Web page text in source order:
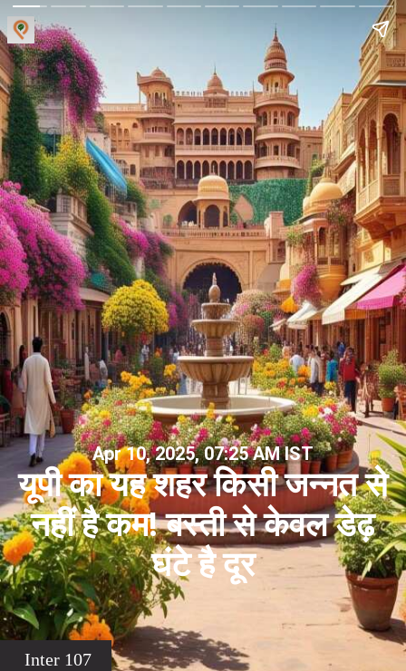
Apr 10, 2025, 07:25 AM IST
यूपी का यह शहर किसी जन्नत से
नहीं है कम! बस्ती से केवल डेढ़
घंटे है दूर
Inter 107